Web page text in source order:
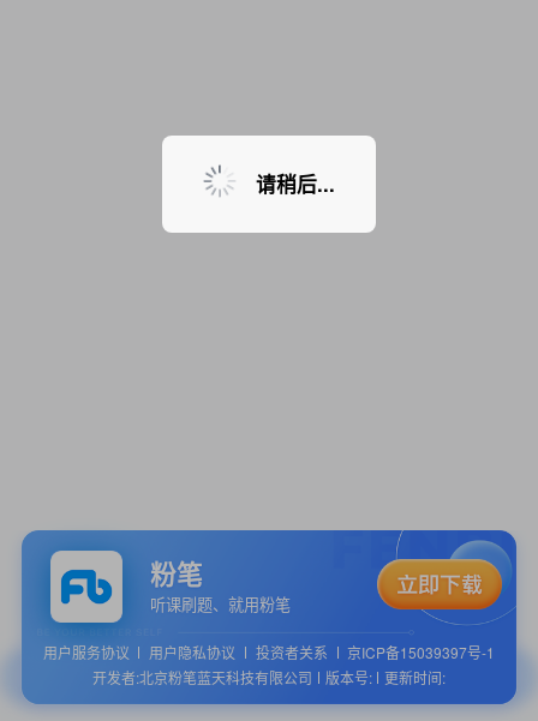
暂无课程，敬请期待
粉笔
听课刷题、就用粉笔
用户服务协议 用户隐私协议 投资者关系
京ICP备15039397号-1
开发者:北京粉笔蓝天科技有限公司
版本号: 更新时间:
请稍后...